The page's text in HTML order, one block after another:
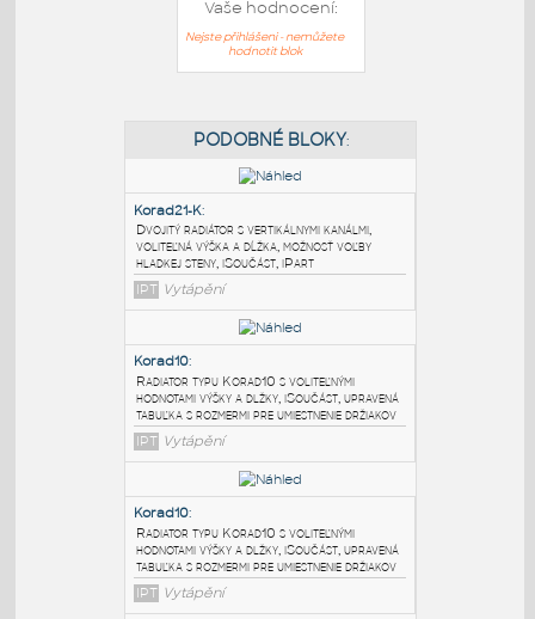
Vaše hodnocení:
Nejste přihlášeni - nemůžete
hodnotit blok
PODOBNÉ BLOKY:
Korad21-K:
Dvojitý radiátor s vertikálnymi kanálmi,
voliteľná výška a dĺžka, možnosť voľby
hladkej steny, iSoučást, iPart
IPT Vytápění
Korad10: